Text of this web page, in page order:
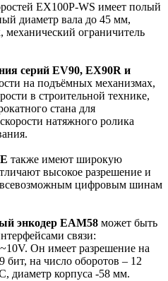
EX100P-WS имеет полый
диаметр вала до 45 мм,
механический ограничитель
серий EV90, EX90R и
на подъёмных механизмах,
в строительной технике,
стана для
натяжного ролика
также имеют широкую
высокое разрешение и
цифровым шинам
энкодер EAM58 может быть
связи:
Он имеет разрешение на
бит, на число оборотов – 12
диаметр корпуса -58 мм.